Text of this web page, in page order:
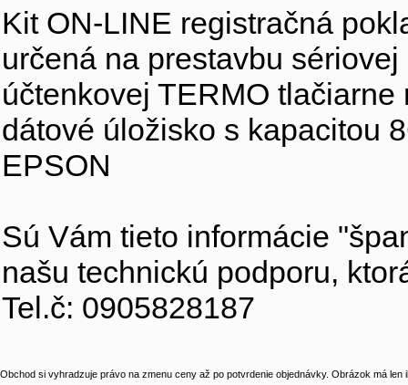
Kit ON-LINE registračná
určená na prestavbu sériovej
účtenkovej TERMO
dátové úložisko s kapacitou
EPSON
Sú Vám tieto informácie
našu technickú podporu,
Tel.č: 0905828187
Obchod si vyhradzuje právo na zmenu ceny až po potvrdenie objednávky. Obrázok má len